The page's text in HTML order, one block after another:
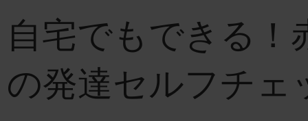
自宅でもできる！
の発達セルフチェ